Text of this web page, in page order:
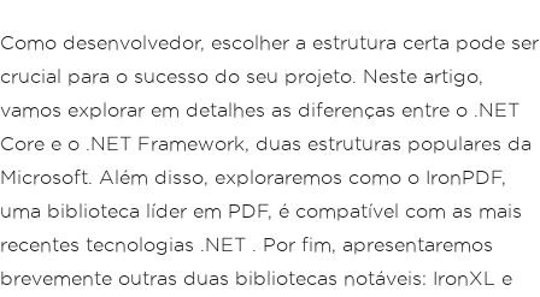
Como desenvolvedor, escolher a estrutura certa pode ser
crucial para o sucesso do seu projeto. Neste artigo,
vamos explorar em detalhes as diferenças entre o .NET
Core e o .NET Framework, duas estruturas populares da
Microsoft. Além disso, exploraremos como o IronPDF,
uma biblioteca líder em PDF, é compatível com as mais
recentes tecnologias .NET . Por fim, apresentaremos
brevemente outras duas bibliotecas notáveis: IronXL e